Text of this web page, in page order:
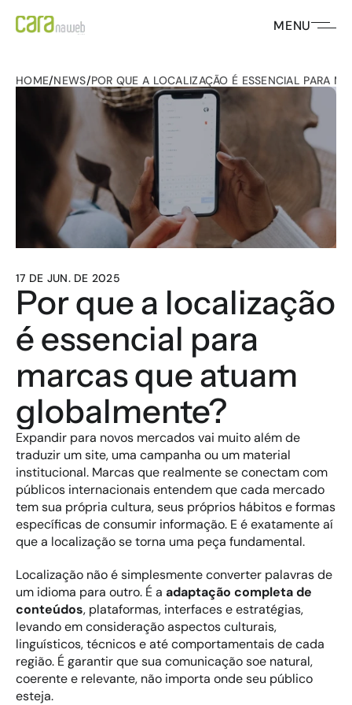
MENU
HOME/NEWS/POR QUE A LOCALIZAÇÃO É ESSENCIAL PARA
17 DE JUN. DE 2025
Por que a localização
é essencial para
marcas que atuam
globalmente?
Expandir para novos mercados vai muito além de
traduzir um site, uma campanha ou um material
institucional. Marcas que realmente se conectam com
públicos internacionais entendem que cada mercado
tem sua própria cultura, seus próprios hábitos e formas
específicas de consumir informação. E é exatamente aí
que a localização se torna uma peça fundamental.
Localização não é simplesmente converter palavras de
um idioma para outro. É a adaptação completa de
conteúdos, plataformas, interfaces e estratégias,
levando em consideração aspectos culturais,
linguísticos, técnicos e até comportamentais de cada
região. É garantir que sua comunicação soe natural,
coerente e relevante, não importa onde seu público
esteja.